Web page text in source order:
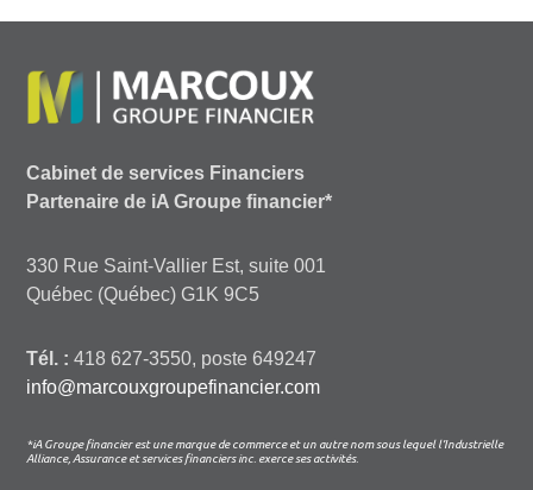
Cabinet de services Financiers
Partenaire de iA Groupe financier*
330 Rue Saint-Vallier Est, suite 001
Québec (Québec) G1K 9C5
Tél. : 418 627-3550, poste 649247
info@marcouxgroupefinancier.com
*iA Groupe financier est une marque de commerce et un autre nom sous lequel l’Industrielle
Alliance, Assurance et services financiers inc. exerce ses activités.